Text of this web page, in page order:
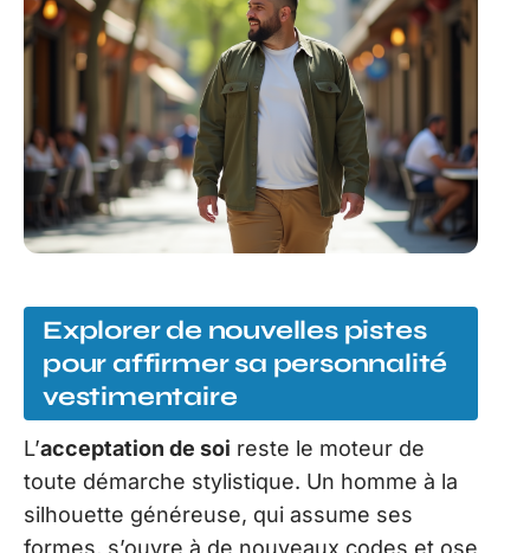
Explorer de nouvelles pistes
pour affirmer sa personnalité
vestimentaire
L’acceptation de soi reste le moteur de
toute démarche stylistique. Un homme à la
silhouette généreuse, qui assume ses
formes, s’ouvre à de nouveaux codes et ose